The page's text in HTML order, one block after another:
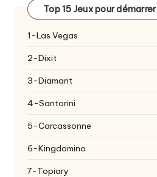
Top 15 Jeux pour démarrer
1-Las Vegas
2-Dixit
3-Diamant
4-Santorini
5-Carcassonne
6-Kingdomino
7-Topiary